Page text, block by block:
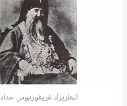
البطريرك غريغوريوس حداد